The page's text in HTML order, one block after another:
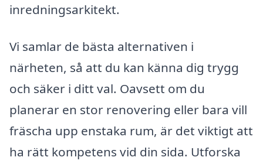
inredningsarkitekt.
Vi samlar de bästa alternativen i
närheten, så att du kan känna dig trygg
och säker i ditt val. Oavsett om du
planerar en stor renovering eller bara vill
fräscha upp enstaka rum, är det viktigt att
ha rätt kompetens vid din sida. Utforska